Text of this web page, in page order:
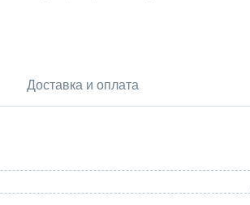
визуализации, или можно
с тирамином для маркировки
получить несколько
Доставка и оплата